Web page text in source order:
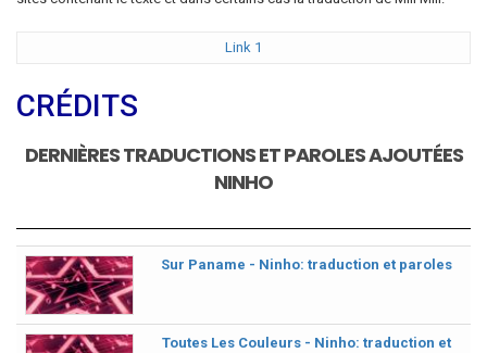
Link 1
CRÉDITS
DERNIÈRES TRADUCTIONS ET PAROLES AJOUTÉES
NINHO
Sur Paname - Ninho: traduction et paroles
Toutes Les Couleurs - Ninho: traduction et